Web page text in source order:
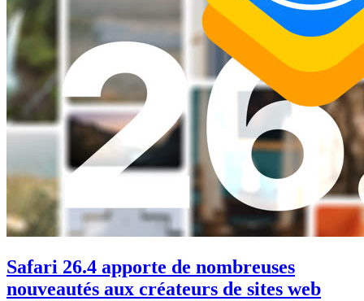
Safari 26.4 apporte de nombreuses
nouveautés aux créateurs de sites web